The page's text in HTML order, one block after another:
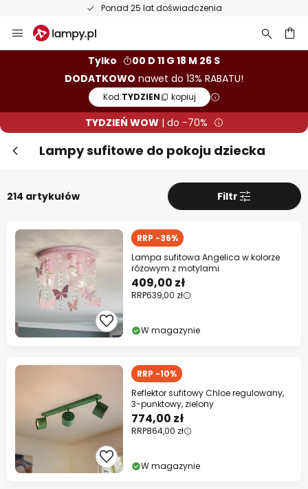
50-dniowy termin zwrotu towaru
Przejdź
do
Tylko
00 D 11 G 18 M 25 S
DODATKOWO nawet do 13% RABATU!
Kod:TYDZIEN kopiuj
TYDZIEŃ WOW| do -70%
Lampy sufitowe do pokoju dziecka
214 artykułów Filtr
RRP -36%
Lampa sufitowa Angelica w kolorze
różowym z motylami
409,00 zł
RRP639,00 zł
W magazynie
RRP -10%
Reflektor sufitowy Chloe regulowany,
3-punktowy, zielony
774,00 zł
RRP864,00 zł
W magazynie
TYDZIEŃ WOW! Dodatkowo do 13%
rabatu!
10% RABATUod 399 zł
13% RABATUod 699 zł
prawie na wszystko*
Kod: TYDZIEN kopiuj